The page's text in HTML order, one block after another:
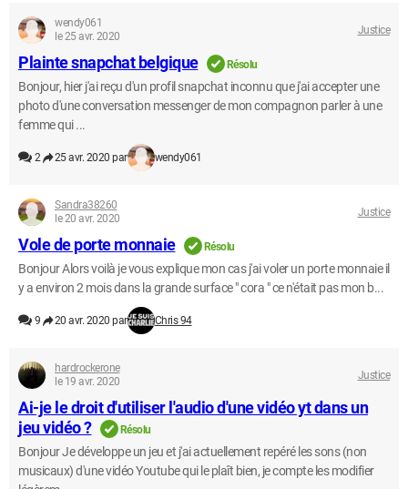
wendy061
le 25 avr. 2020
Justice
Plainte snapchat belgique Résolu
Bonjour, hier j'ai reçu d'un profil snapchat inconnu que j'ai accepter une
photo d'une conversation messenger de mon compagnon parler à une
femme qui ...
2 25 avr. 2020 par wendy061
Sandra38260
le 20 avr. 2020
Justice
Vole de porte monnaie Résolu
Bonjour Alors voilà je vous explique mon cas j'ai voler un porte monnaie il
y a environ 2 mois dans la grande surface " cora " ce n'était pas mon b...
9 20 avr. 2020 par Chris 94
hardrockerone
le 19 avr. 2020
Justice
Ai-je le droit d'utiliser l'audio d'une vidéo yt dans un
jeu vidéo ?
Résolu
Bonjour Je développe un jeu et j'ai actuellement repéré les sons (non
musicaux) d'une vidéo Youtube qui le plaît bien, je compte les modifier